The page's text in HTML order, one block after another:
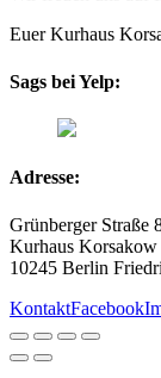
Euer Kurhaus
Sags bei Yelp:
Adresse:
Grünberger Straße
Kurhaus Korsakow
10245 Berlin
KontaktFacebook